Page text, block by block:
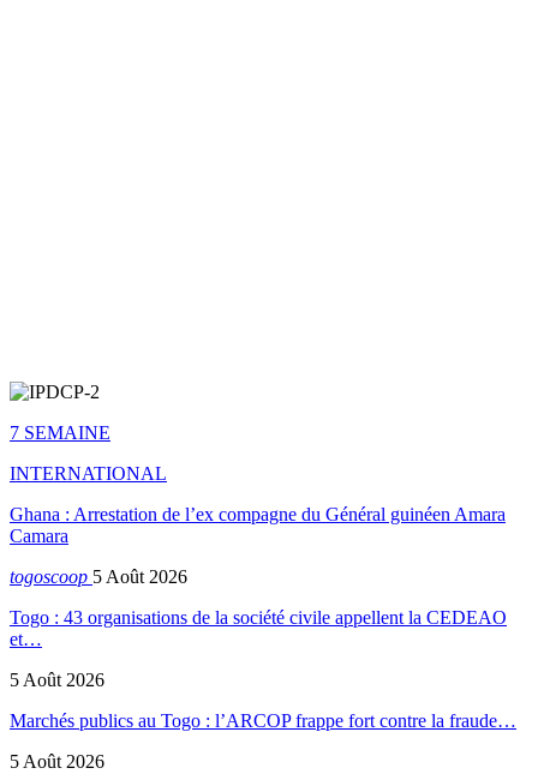
7 SEMAINE
INTERNATIONAL
Ghana : Arrestation de l’ex compagne du Général guinéen Amara
Camara
togoscoop 5 Août 2026
Togo : 43 organisations de la société civile appellent la CEDEAO
et…
5 Août 2026
Marchés publics au Togo : l’ARCOP frappe fort contre la fraude…
5 Août 2026